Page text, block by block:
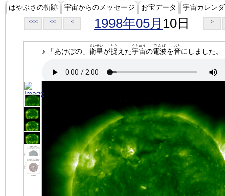
はやぶさの軌跡 宇宙からのメッセージ お宝データ 宇宙カレン
<<< << < 1998年05月 10日 >
♪ 「あけぼの」 衛星
えいせい
が捉
とら
えた宇宙
うちゅう
の電波
でんぱ
を音
おと
にしました。